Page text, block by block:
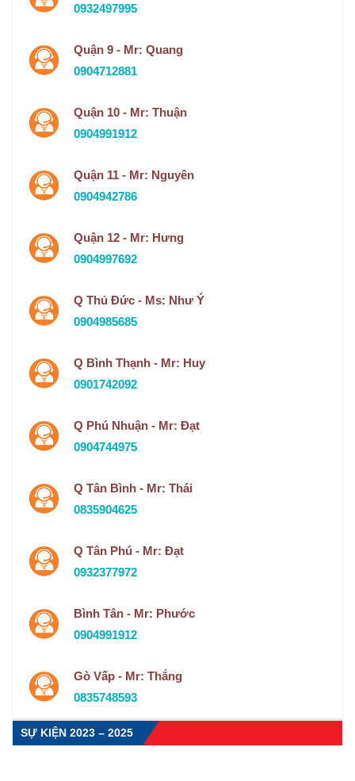
0932497995
Quận 9 - Mr: Quang
0904712881
Quận 10 - Mr: Thuận
0904991912
Quận 11 - Mr: Nguyên
0904942786
Quận 12 - Mr: Hưng
0904997692
Q Thủ Đức - Ms: Như Ý
0904985685
Q Bình Thạnh - Mr: Huy
0901742092
Q Phú Nhuận - Mr: Đạt
0904744975
Q Tân Bình - Mr: Thái
0835904625
Q Tân Phú - Mr: Đạt
0932377972
Bình Tân - Mr: Phước
0904991912
Gò Vấp - Mr: Thắng
0835748593
SỰ KIỆN 2023 – 2025